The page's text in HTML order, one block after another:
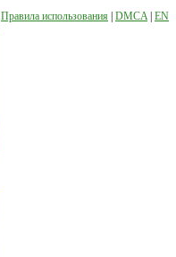
Правила использования DMCA EN